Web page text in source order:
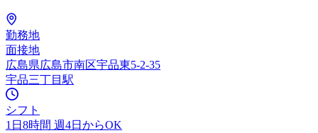
勤務地
面接地
広島県広島市南区宇品東5-2-35
宇品三丁目駅
シフト
1日8時間 週4日からOK